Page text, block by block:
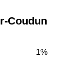
Coudun
1%